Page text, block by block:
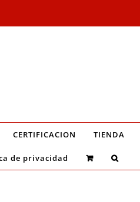
CERTIFICACION TIENDA
de privacidad